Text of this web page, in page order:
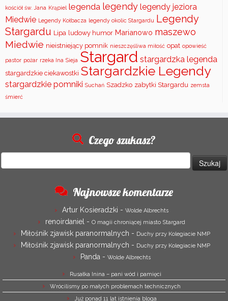
kościół św. Jana Krąpiel legenda legendy legendy jeziora
Miedwie Legendy Kołbacza legendy okolic Stargardu Legendy
Stargardu Lipa ludowy humor Marianowo maszewo
Miedwie nieistniejący pomnik nieszczęśliwa miłość opat opowieść
pastor pożar rzeka Ina Sieja Stargard stargardzka legenda
stargardzkie ciekawostki Stargardzkie Legendy
stargardzkie pomniki Suchań Szadzko zabytki Stargardu zemsta
śmierć
Czego szukasz?
Najnowsze komentarze
Artur Kosieradzki - Wolde Albrechts
renoirdaniel - O magii chroniącej miasto Stargard
Miłośnik zjawisk paranormalnych - Duchy przy Kolegiacie NMP
Miłośnik zjawisk paranormalnych - Duchy przy Kolegiacie NMP
Panda - Wolde Albrechts
Rusałka Inina – pani wód i pamięci
Wrócilismy po małych problemach technicznych
Już ponad 11 lat istnienia bloga